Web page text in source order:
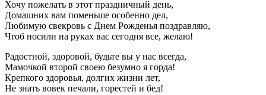
Хочу пожелать в этот праздничный день,
Домашних вам поменьше особенно дел,
Любимую свекровь с Днем Рожденья поздравляю,
Чтоб носили на руках вас сегодня все, желаю!
Радостной, здоровой, будьте вы у нас всегда,
Мамочкой второй своею безумно я горда!
Крепкого здоровья, долгих жизни лет,
Не знать вовек печали, горестей и бед!